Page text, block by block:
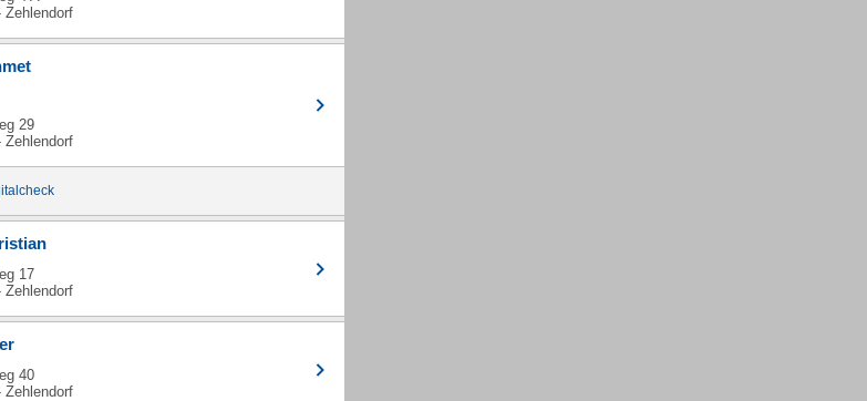
Zehlendorf
29
Zehlendorf
17
Zehlendorf
40
Zehlendorf